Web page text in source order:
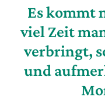
Es kommt
viel Zeit
verbringt,
und